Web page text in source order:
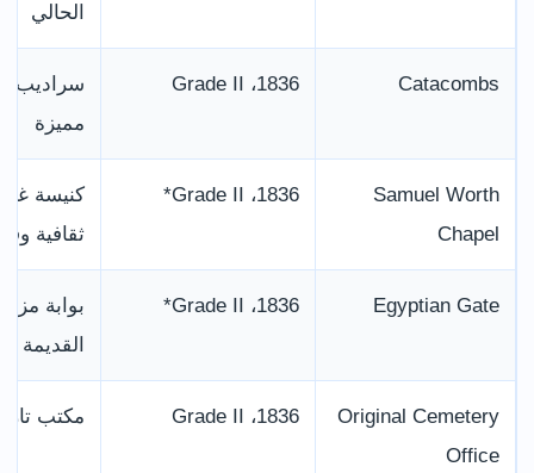
الحالي
Catacombs 1836، Grade II
سراديب
مميزة
Samuel Worth
Chapel
1836، Grade II*
كنيسة
ثقافية
Egyptian Gate 1836، Grade II*
بوابة
القديمة
Original Cemetery
Office
1836، Grade II مكتب